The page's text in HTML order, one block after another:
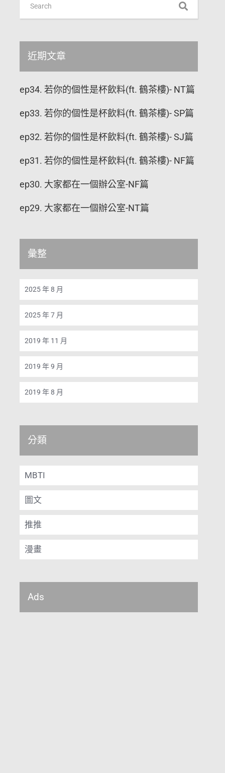
近期文章
ep34. 若你的個性是杯飲料(ft. 鶴茶樓)- NT篇
ep33. 若你的個性是杯飲料(ft. 鶴茶樓)- SP篇
ep32. 若你的個性是杯飲料(ft. 鶴茶樓)- SJ篇
ep31. 若你的個性是杯飲料(ft. 鶴茶樓)- NF篇
ep30. 大家都在一個辦公室-NF篇
ep29. 大家都在一個辦公室-NT篇
彙整
2025 年 8 月
2025 年 7 月
2019 年 11 月
2019 年 9 月
2019 年 8 月
分類
MBTI
圖文
推推
漫畫
Ads